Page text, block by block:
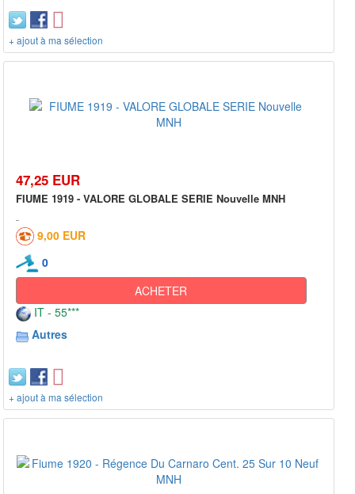
+ ajout à ma sélection
47,25 EUR
FIUME 1919 - VALORE GLOBALE SERIE Nouvelle MNH
9,00 EUR
0
ACHETER
IT - 55***
Autres
+ ajout à ma sélection